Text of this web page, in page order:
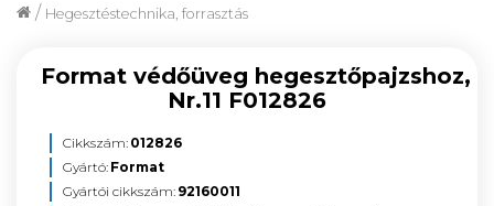
Hegesztéstechnika, forrasztás
/
Format védőüveg hegesztőpajzshoz,
Nr.11 F012826
Cikkszám: 012826
Gyártó: Format
Gyártói cikkszám: 92160011